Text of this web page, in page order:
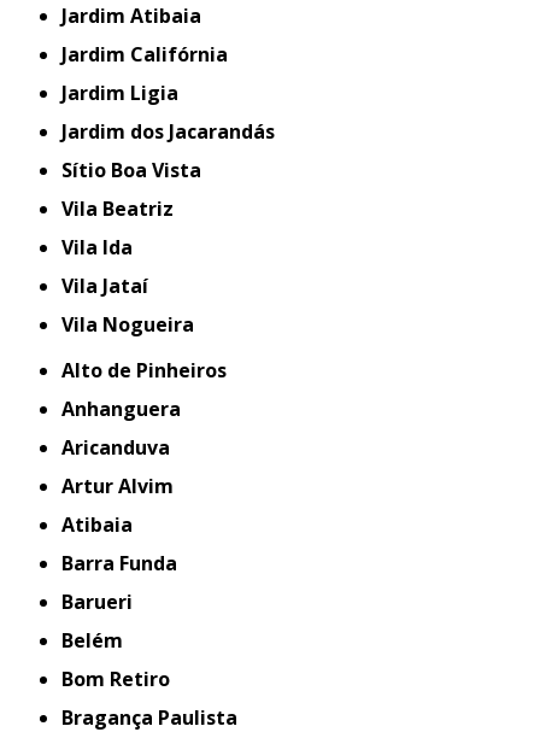
Jardim Atibaia
Jardim Califórnia
Jardim Ligia
Jardim dos Jacarandás
Sítio Boa Vista
Vila Beatriz
Vila Ida
Vila Jataí
Vila Nogueira
Alto de Pinheiros
Anhanguera
Aricanduva
Artur Alvim
Atibaia
Barra Funda
Barueri
Belém
Bom Retiro
Bragança Paulista